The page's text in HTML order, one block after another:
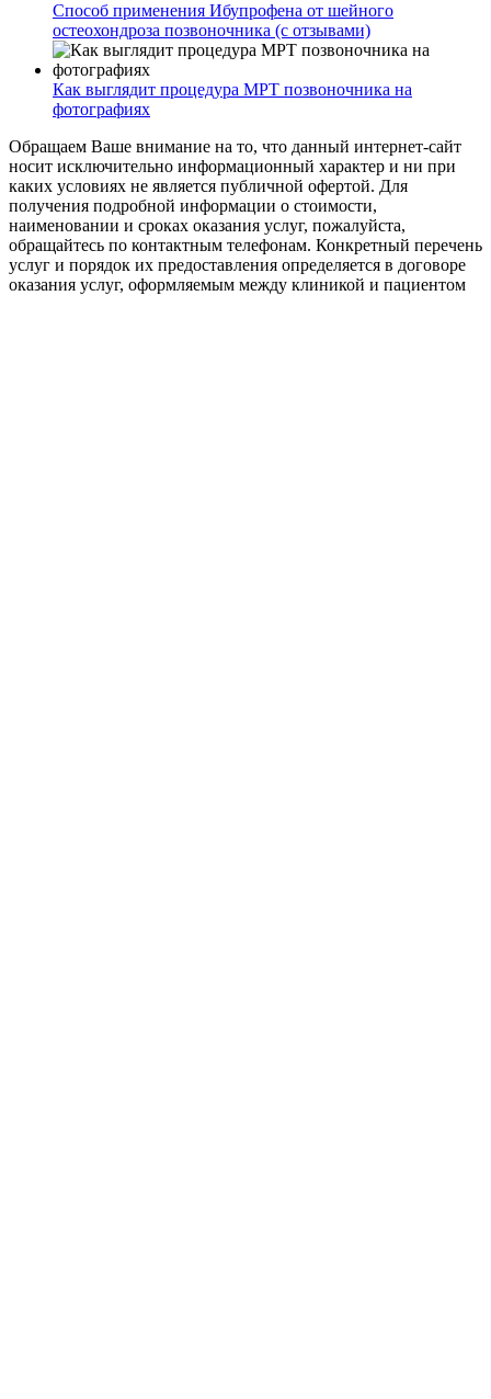
Способ применения Ибупрофена от шейного
остеохондроза позвоночника (с отзывами)
Как выглядит процедура МРТ позвоночника на
фотографиях
Обращаем Ваше внимание на то, что данный интернет-сайт
носит исключительно информационный характер и ни при
каких условиях не является публичной офертой. Для
получения подробной информации о стоимости,
наименовании и сроках оказания услуг, пожалуйста,
обращайтесь по контактным телефонам. Конкретный перечень
услуг и порядок их предоставления определяется в договоре
оказания услуг, оформляемым между клиникой и пациентом